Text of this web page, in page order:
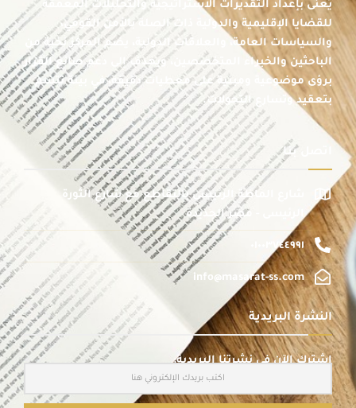
يُعنى بإعداد التقديرات الاستراتيجية والتحليلات المعمقة
للقضايا الإقليمية والدولية ذات الصلة بالأمن القومي،
والسياسات العامة، والعلاقات الدولية، يضم المركز نخبة من
الباحثين والخبراء المتخصصين، ويهدف إلى دعم صانع القرار
برؤى موضوعية ومبنية على معطيات دقيقة، في بيئة تتسم
بتعقيد وتسارع التحولات.
اتصل بنا
شارع الماظة الرئيسى بالتقاطع مع شارع الثورة
الرئيسى - مصر الجديدة
٠١٠٠٣٧٤٤٩٩١
info@masarat-ss.com
النشرة البريدية
اشترك الآن في نشرتنا البريدية: